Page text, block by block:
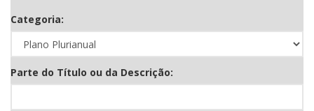
Categoria:
Parte do Título ou da Descrição: